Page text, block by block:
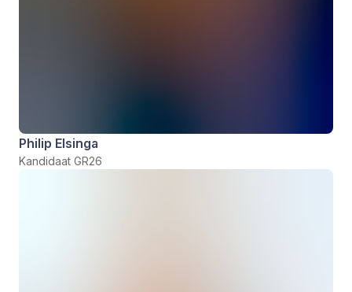
Philip Elsinga
Kandidaat GR26